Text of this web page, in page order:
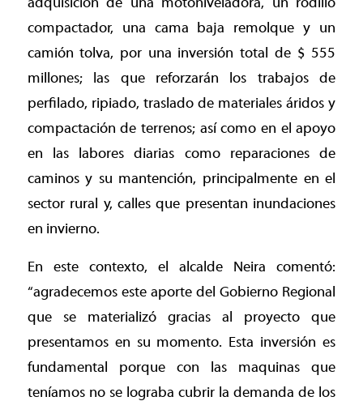
compactador, una cama baja remolque y un
camión tolva, por una inversión total de $ 555
millones; las que reforzarán los trabajos de
perfilado, ripiado, traslado de materiales áridos y
compactación de terrenos; así como en el apoyo
en las labores diarias como reparaciones de
caminos y su mantención, principalmente en el
sector rural y, calles que presentan inundaciones
en invierno.
En este contexto, el alcalde Neira comentó:
“agradecemos este aporte del Gobierno Regional
que se materializó gracias al proyecto que
presentamos en su momento. Esta inversión es
fundamental porque con las maquinas que
teníamos no se lograba cubrir la demanda de los